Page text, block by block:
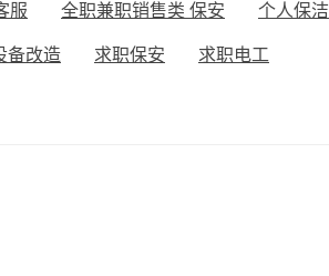
服 全职兼职销售类 保安 个人保洁
备改造 求职保安 求职电工